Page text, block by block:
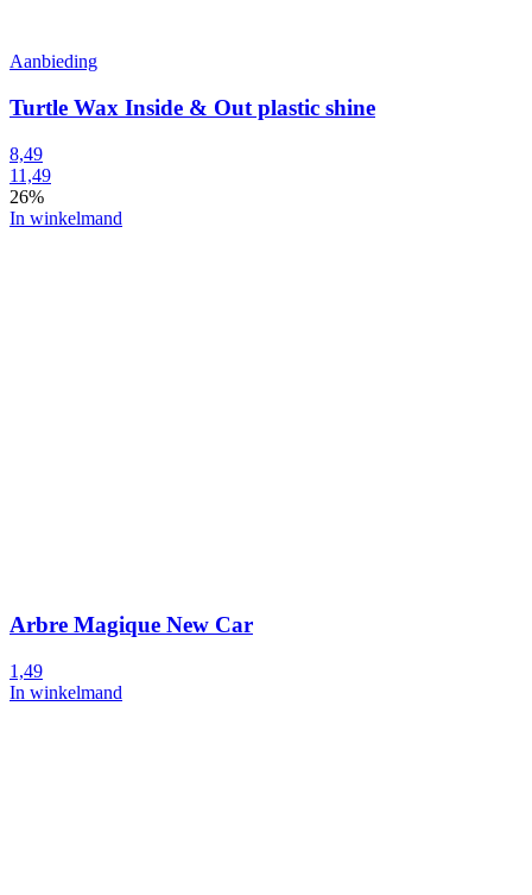
Aanbieding
Turtle Wax Inside & Out plastic shine
8,49
11,49
26%
In winkelmand
Arbre Magique New Car
1,49
In winkelmand